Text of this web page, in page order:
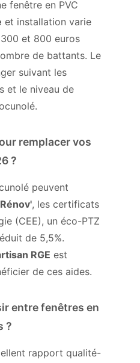
fenêtre en PVC
et installation varie
et 800 euros
de battants. Le
suivant les
et le niveau de
remplacer vos
?
peuvent
, les certificats
(CEE), un éco-PTZ
de 5,5%.
RGE est
de ces aides.
entre fenêtres en
?
rapport qualité-